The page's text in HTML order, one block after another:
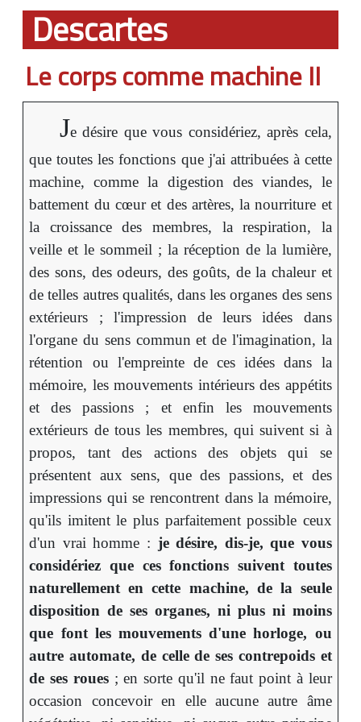
Descartes
Le corps comme machine II
Je désire que vous considériez, après cela,
que toutes les fonctions que j'ai attribuées à cette
machine, comme la digestion des viandes, le
battement du cœur et des artères, la nourriture et
la croissance des membres, la respiration, la
veille et le sommeil ; la réception de la lumière,
des sons, des odeurs, des goûts, de la chaleur et
de telles autres qualités, dans les organes des sens
extérieurs ; l'impression de leurs idées dans
l'organe du sens commun et de l'imagination, la
rétention ou l'empreinte de ces idées dans la
mémoire, les mouvements intérieurs des appétits
et des passions ; et enfin les mouvements
extérieurs de tous les membres, qui suivent si à
propos, tant des actions des objets qui se
présentent aux sens, que des passions, et des
impressions qui se rencontrent dans la mémoire,
qu'ils imitent le plus parfaitement possible ceux
d'un vrai homme : je désire, dis-je, que vous
considériez que ces fonctions suivent toutes
naturellement en cette machine, de la seule
disposition de ses organes, ni plus ni moins
que font les mouvements d'une horloge, ou
autre automate, de celle de ses contrepoids et
de ses roues; en sorte qu'il ne faut point à leur
occasion concevoir en elle aucune autre âme